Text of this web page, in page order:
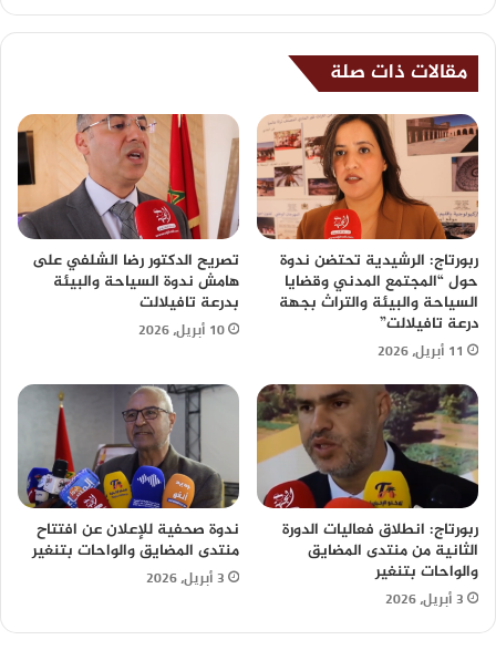
مقالات ذات صلة
ربورتاج: الرشيدية تحتضن ندوة
حول “المجتمع المدني وقضايا
السياحة والبيئة والتراث بجهة
درعة تافيلالت”
11 أبريل، 2026
تصريح الدكتور رضا الشلفي على
هامش ندوة السياحة والبيئة
بدرعة تافيلالت
10 أبريل، 2026
ربورتاج: انطلاق فعاليات الدورة
الثانية من منتدى المضايق
والواحات بتنغير
3 أبريل، 2026
ندوة صحفية للإعلان عن افتتاح
منتدى المضايق والواحات بتنغير
3 أبريل، 2026